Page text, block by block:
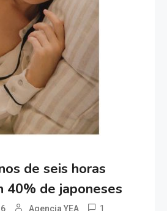
de seis horas
40% de japoneses
Agencia YEA 1